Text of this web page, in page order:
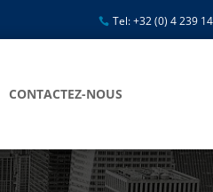
Tel: +32 (0) 4 239
CONTACTEZ-NOUS